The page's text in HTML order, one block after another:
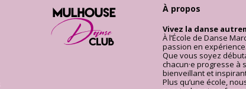
Ecole Danse Mulhouse Ecole de danse à Mulhouse
À propos
Vivez la danse
À l’École de Danse
passion en expérience.
Que vous soyez
chacun·e progresse à
bienveillant et
Plus qu’une école,